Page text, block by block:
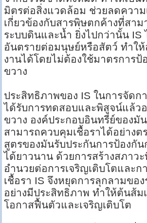
มิตรต่อสิ่งแวดล้อม ช่วยลดความ
เกี่ยวข้องกับสารพิษตกค้างที่สาม
ระบบดินและน้ำ ยิ่งไปกว่านั้น IS
อันตรายต่อมนุษย์หรือสัตว์ ทำให้
งานได้โดยไม่ต้องใช้มาตรการป้
ขวาง
ประสิทธิภาพของ IS ในการจัดก
ได้รับการทดสอบและพิสูจน์แล้วอ
ขวาง องค์ประกอบอินทรีย์ของมั
สามารถควบคุมเชื้อราได้อย่าง
สูตรของมันรับประกันการป้องกัน
ได้ยาวนาน ด้วยการสร้างสภาวะ
อำนวยต่อการเจริญเติบโตและก
เชื้อรา IS จึงหยุดการลุกลามของ
อย่างมีประสิทธิภาพ ทำให้ต้นส้ม
โอกาสฟื้นตัวและเจริญเติบโต